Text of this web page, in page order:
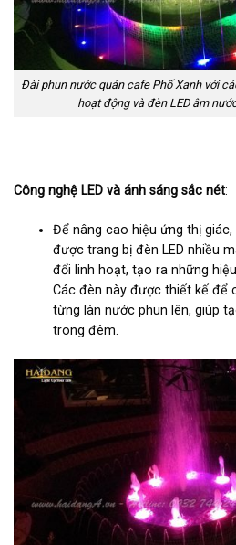
Đài phun nước quán cafe Phố Xanh với
hoạt động và đèn LED âm
Công nghệ LED và ánh sáng sắc nét:
Để nâng cao hiệu ứng thị
được trang bị đèn LED nhiều
đổi linh hoạt, tạo ra những
Các đèn này được thiết kế để
từng làn nước phun lên, giúp
trong đêm.